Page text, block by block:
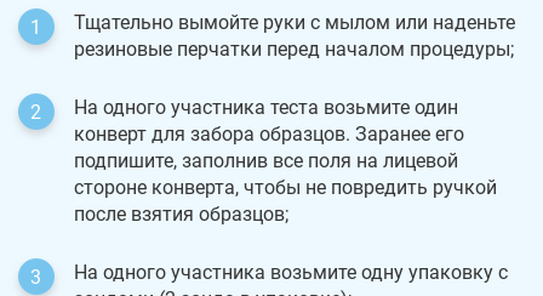
Тщательно вымойте руки с мылом или наденьте
резиновые перчатки перед началом процедуры;
На одного участника теста возьмите один
конверт для забора образцов. Заранее его
подпишите, заполнив все поля на лицевой
стороне конверта, чтобы не повредить ручкой
после взятия образцов;
На одного участника возьмите одну упаковку с